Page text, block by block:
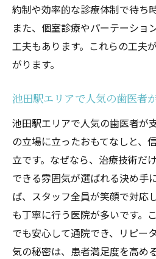
体制
患者の声から分かる
歯医者通いを快適に
池田駅周辺で評判の良い歯
口コミで高評価の歯
解説
池田駅近くの歯医者
は
患者満足度の高い歯
池田市で人気の歯医
し法
約制や効率的な診療体制で待ち
また、個室診療やパーテーショ
工夫もあります。これらの工夫
がります。
池田駅エリアで人気の歯医者
池田駅エリアで人気の歯医者が
の立場に立ったおもてなしと、
立です。なぜなら、治療技術だ
できる雰囲気が選ばれる決め手
ば、スタッフ全員が笑顔で対応
も丁寧に行う医院が多いです。
でも安心して通院でき、リピー
気の秘密は、患者満足度を高め